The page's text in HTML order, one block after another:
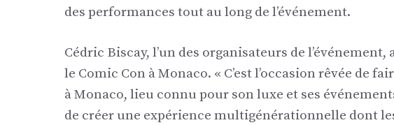
des performances tout au long de l’événement.
Cédric Biscay, l’un des organisateurs de
le Comic Con à Monaco. « C’est l’occasion rêvée de
à Monaco, lieu connu pour son luxe et ses
de créer une expérience multigénérationnelle dont